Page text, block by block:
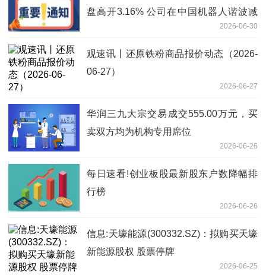
盘高开3.16% 公司在中国机器人谐波减
2026-06-30
观速讯丨还原铁粉商品报价动态（2026-
06-27）
2026-06-27
华润三九大宗交易成交555.00万元，买
卖双方均为机构专用席位
2026-06-26
每日速看!创业板股最新股东户数降幅排
行榜
2026-06-26
信息:天壕能源(300332.SZ)：拟购买天壕
新能源股权 股票停牌
2026-06-25